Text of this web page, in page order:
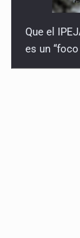
Que el
es un